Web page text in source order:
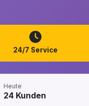
24/7 Service
Heute
24 Kunden